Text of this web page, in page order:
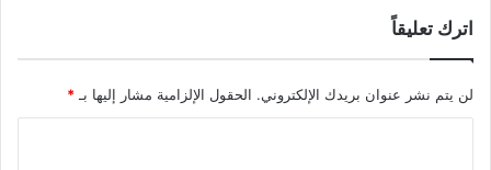
جً
اترك تعليقاً
لن يتم نشر عنوان بريدك الإلكتروني. الحقول الإلزامية مشار إليها بـ *